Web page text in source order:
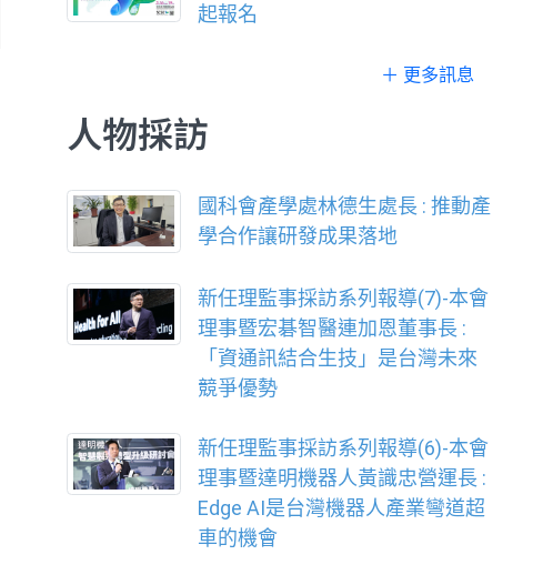
起報名
＋ 更多訊息
人物採訪
國科會產學處林德生處長 : 推動產
學合作讓研發成果落地
新任理監事採訪系列報導(7)-本會
理事暨宏碁智醫連加恩董事長 :
「資通訊結合生技」是台灣未來
競爭優勢
新任理監事採訪系列報導(6)-本會
理事暨達明機器人黃識忠營運長 :
Edge AI是台灣機器人產業彎道超
車的機會